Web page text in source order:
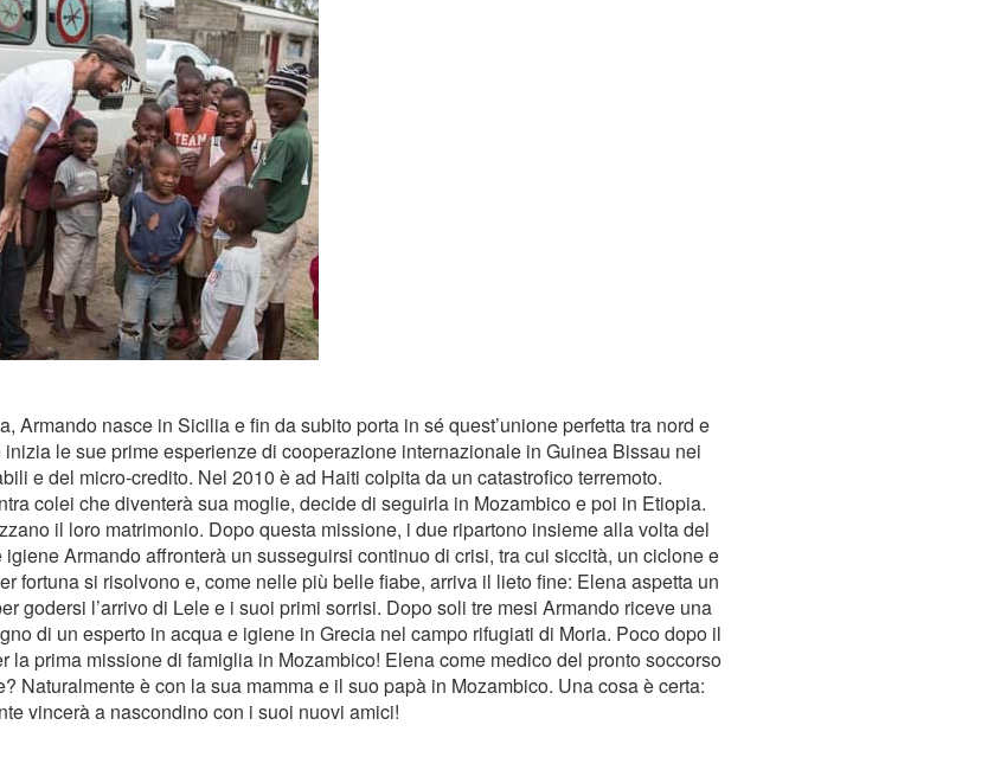
Armando nasce in Sicilia e fin da subito porta in sé quest’unione perfetta tra nord e
le sue prime esperienze di cooperazione internazionale in Guinea Bissau nei
e del micro-credito. Nel 2010 è ad Haiti colpita da un catastrofico terremoto.
colei che diventerà sua moglie, decide di seguirla in Mozambico e poi in Etiopia.
il loro matrimonio. Dopo questa missione, i due ripartono insieme alla volta del
Armando affronterà un susseguirsi continuo di crisi, tra cui siccità, un ciclone e
fortuna si risolvono e, come nelle più belle fiabe, arriva il lieto fine: Elena aspetta un
godersi l’arrivo di Lele e i suoi primi sorrisi. Dopo soli tre mesi Armando riceve una
di un esperto in acqua e igiene in Grecia nel campo rifugiati di Moria. Poco dopo il
la prima missione di famiglia in Mozambico! Elena come medico del pronto soccorso
Naturalmente è con la sua mamma e il suo papà in Mozambico. Una cosa è certa:
vincerà a nascondino con i suoi nuovi amici!